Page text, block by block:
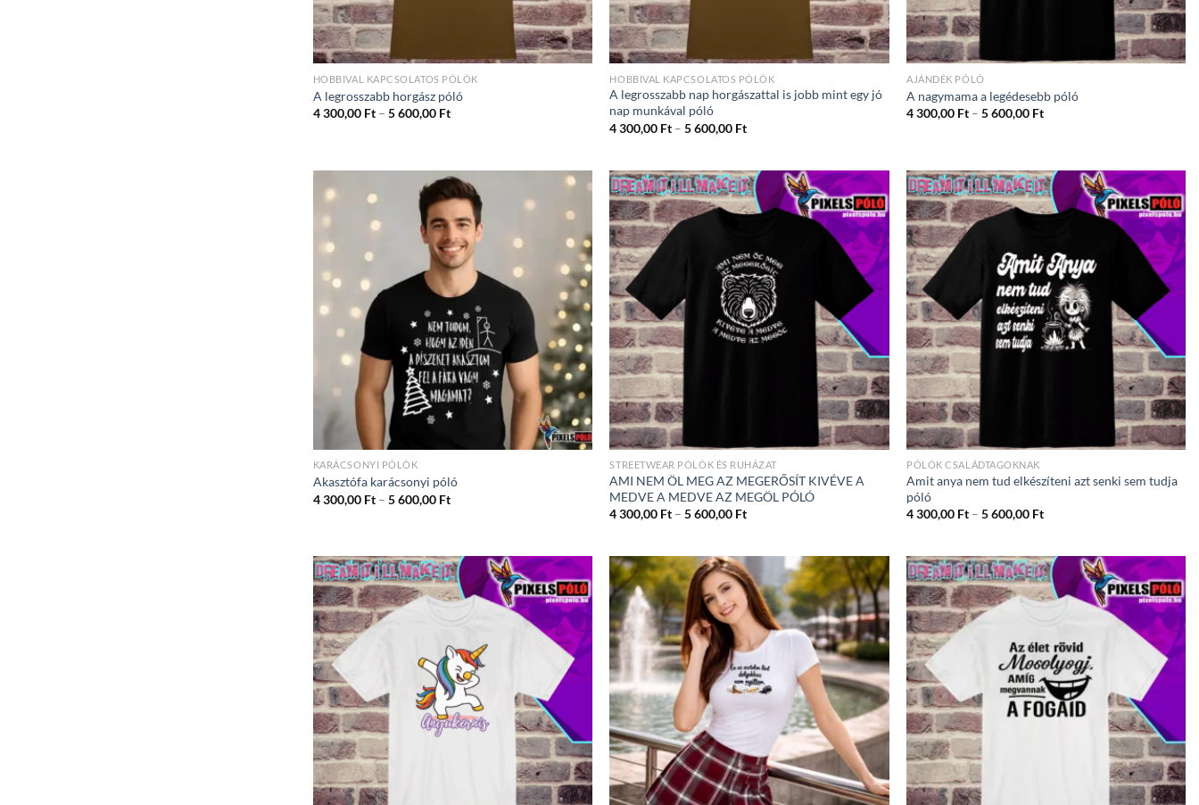
HOBBIVAL KAPCSOLATOS PÓLÓK
A legrosszabb horgász póló
4 300,00 Ft – 5 600,00 FtÁrtartomány:
600,00 Ft
HOBBIVAL KAPCSOLATOS PÓLÓK
A legrosszabb nap horgászattal is jobb mint egy jó
nap munkával póló
4 300,00 Ft – 5 600,00 FtÁrtartomány:
5
600,00 Ft
AJÁNDÉK PÓLÓ
A nagymama a legédesebb póló
4 300,00 Ft – 5 600,00 FtÁrtartomány:
600,00 Ft
KARÁCSONYI PÓLÓK
Akasztófa karácsonyi póló
4 300,00 Ft – 5 600,00 FtÁrtartomány:
600,00 Ft
STREETWEAR PÓLÓK ÉS RUHÁZAT
AMI NEM ÖL MEG AZ MEGERŐSÍT KIVÉVE A
MEDVE A MEDVE AZ MEGÖL PÓLÓ
4 300,00 Ft – 5 600,00 FtÁrtartomány:
600,00 Ft
PÓLÓK CSALÁDTAGOKNAK
Amit anya nem tud elkészíteni azt senki sem tudja
póló
4 300,00 Ft – 5 600,00 FtÁrtartomány:
5
600,00 Ft